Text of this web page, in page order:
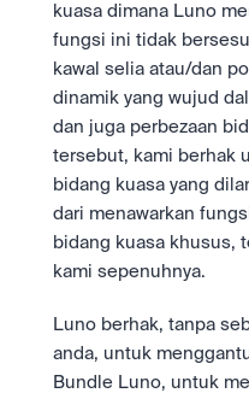
kuasa dimana Luno
fungsi ini tidak
kawal selia atau/dan
dinamik yang wujud
dan juga perbezaan
tersebut, kami berhak
bidang kuasa yang
dari menawarkan
bidang kuasa khusus,
kami sepenuhnya.
Luno berhak, tanpa
anda, untuk
Bundle Luno, untuk